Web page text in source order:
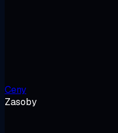
Ceny
Zasoby